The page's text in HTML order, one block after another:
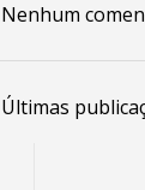
Nenhum
Últimas